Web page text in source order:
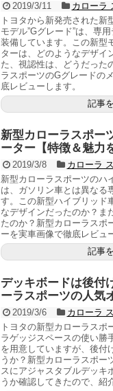
2019/3/11
カローラ
トヨタから新発売された
モデル”Gグレード”は、専
装備しています。この新型
ターは、どのようなデザイ
た、視認性は、どうだった
ラスポーツのGグレードの
底レビューします。
記事
新型カローラスポー
ーター【特徴＆魅力
2019/3/8
カローラ
新型カローラスポーツのハ
は、ガソリン車とは異なる
す。この新型ハイブリッド
なデザインだったのか？ま
たのか？新型カローラスポ
ーを実車画像で徹底レビュ
記事
デッキボードは後付
ーラスポーツの人気
2019/3/6
カローラ
トヨタの新型カローラスポ
ラゲッジスペースの使い勝
を用意していますが、後付
うか？新型カローラスポー
スにアジャスタブルデッキ
うか確認してきたので、紹